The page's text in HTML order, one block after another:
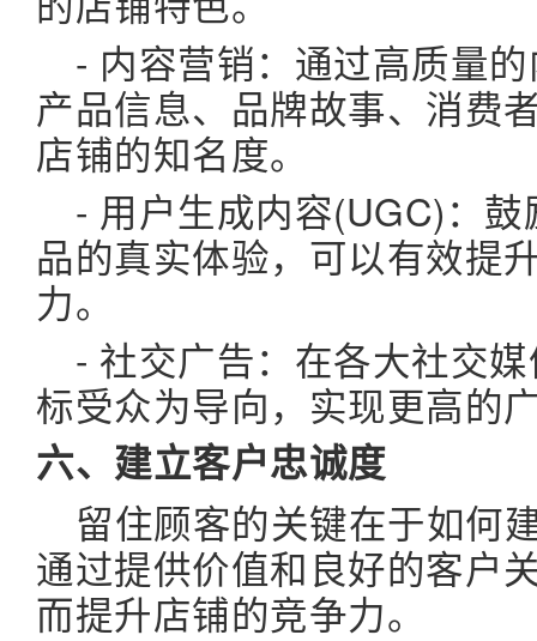
- 内容营销：通过高质量
产品信息、品牌故事、消费
店铺的知名度。
- 用户生成内容(UGC)：
品的真实体验，可以有效提
力。
- 社交广告：在各大社交
标受众为导向，实现更高的
六、建立客户忠诚度
留住顾客的关键在于如何
通过提供价值和良好的客户
而提升店铺的竞争力。